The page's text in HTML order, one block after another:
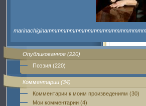
Опубликованное (220)
Поэзия (220)
Комментарии (34)
Комментарии к моим произведениям (30)
Мои комментарии (4)